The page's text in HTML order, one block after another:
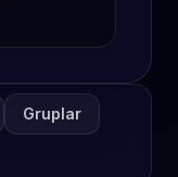
Gruplar